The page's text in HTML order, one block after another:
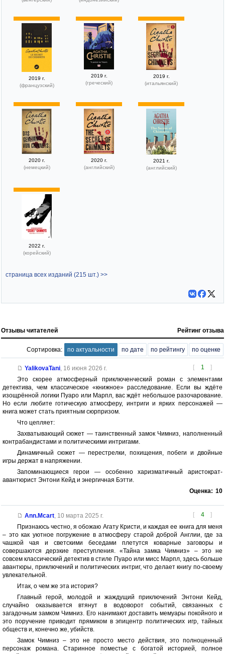
2019 г.
(французский)
2019 г.
(греческий)
2019 г.
(итальянский)
2020 г.
(немецкий)
2020 г.
(английский)
2021 г.
(английский)
2022 г.
(корейский)
страница всех изданий (215 шт.) >>
Отзывы читателей Рейтинг отзыва
Сортировка: по актуальности по дате по рейтингу по оценке
[ 1 ]
YalikovaTani, 16 июня 2026 г.
Это скорее атмосферный приключенческий роман с элементами
детектива, чем классическое «книжное» расследование. Если вы ждёте
изощрённой логики Пуаро или Марпл, вас ждёт небольшое разочарование.
Но если любите готическую атмосферу, интриги и ярких персонажей —
книга может стать приятным сюрпризом.
Что цепляет:
Захватывающий сюжет — таинственный замок Чимниз, наполненный
контрабандистами и политическими интригами.
Динамичный сюжет — перестрелки, похищения, побеги и двойные
игры держат в напряжении.
Запоминающиеся герои — особенно харизматичный аристократ-
авантюрист Энтони Кейд и энергичная Бэтти.
Оценка: 10
[ 4 ]
Ann.Mcart, 10 марта 2025 г.
Признаюсь честно, я обожаю Агату Кристи, и каждая ее книга для меня
– это как уютное погружение в атмосферу старой доброй Англии, где за
чашкой чая и светскими беседами плетутся коварные заговоры и
совершаются дерзкие преступления. «Тайна замка Чимниз» – это не
совсем классический детектив в стиле Пуаро или мисс Марпл, здесь больше
авантюры, приключений и политических интриг, что делает книгу по-своему
увлекательной.
Итак, о чем же эта история?
Главный герой, молодой и жаждущий приключений Энтони Кейд,
случайно оказывается втянут в водоворот событий, связанных с
загадочным замком Чимниз. Его нанимают доставить мемуары покойного и
это поручение приводит прямиком в эпицентр политических игр, тайных
обществ и, конечно же, убийств.
Замок Чимниз – это не просто место действия, это полноценный
персонаж романа. Старинное поместье с богатой историей, полное